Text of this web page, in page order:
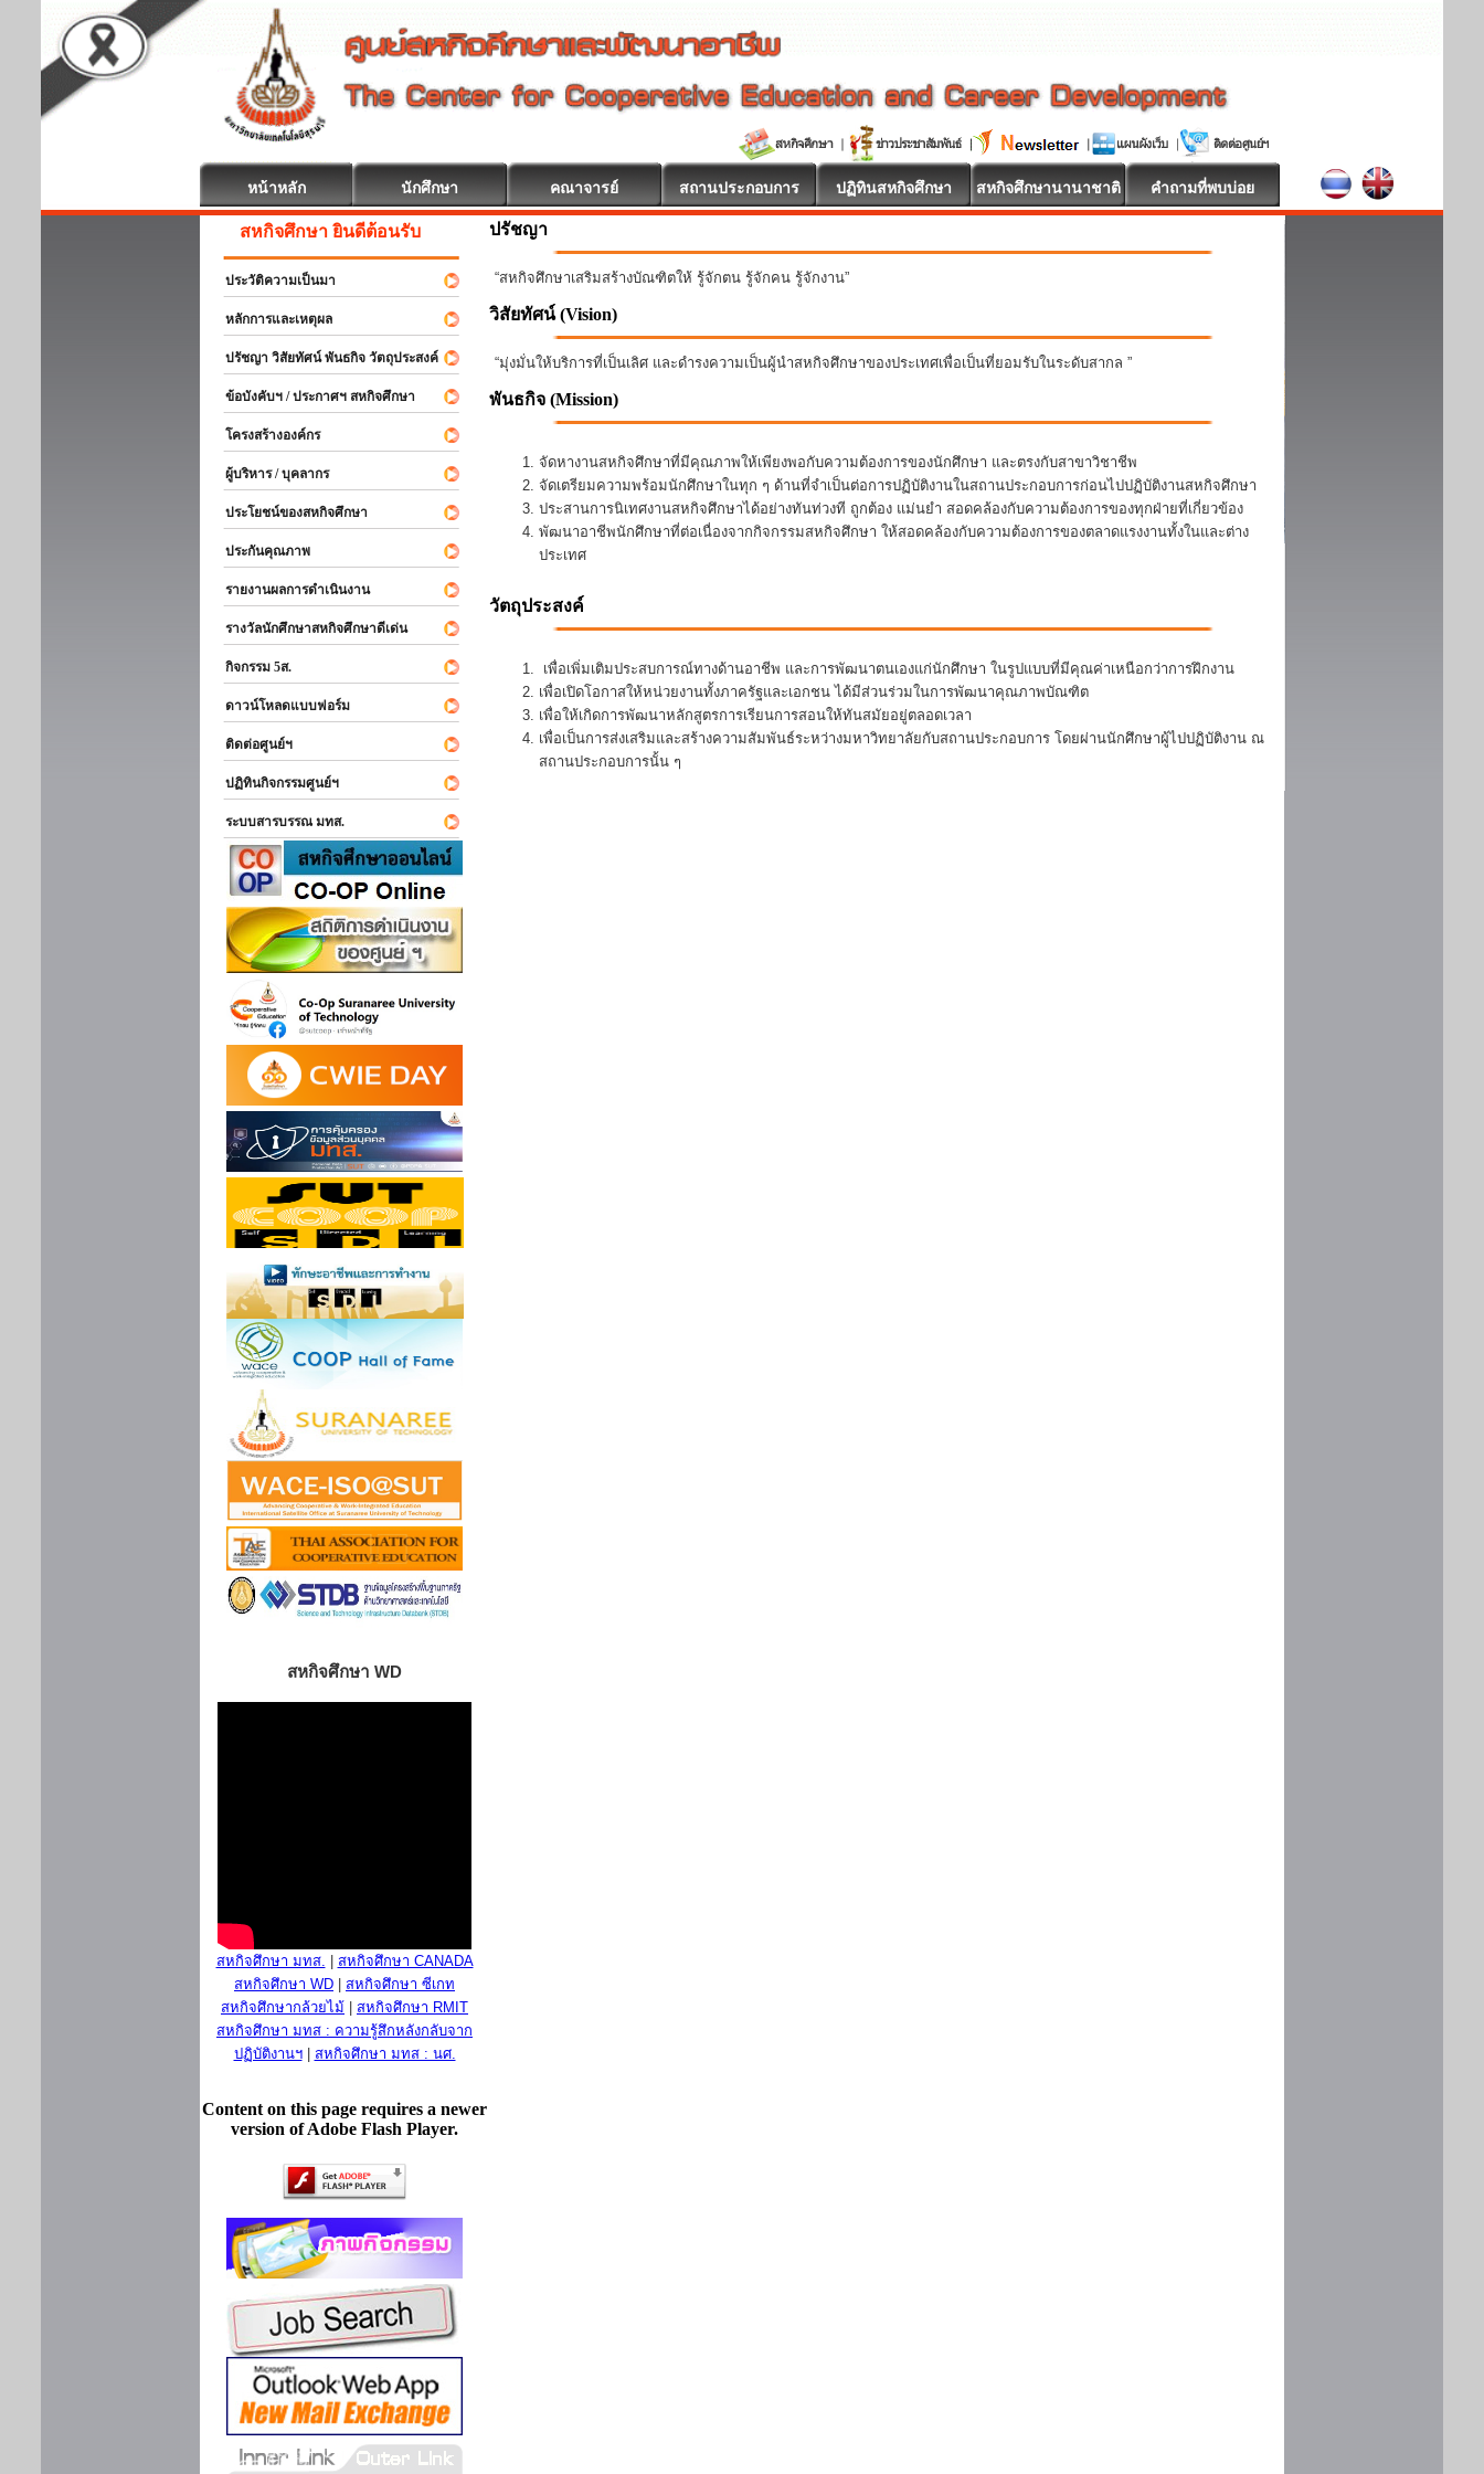
หน้าหลัก นักศึกษา คณาจารย์ สถานประกอบการ ปฏิทินสหกิจศึกษา สหกิจศึกษานานาชาติ คำถามที่พบบ่อย
สหกิจศึกษา ยินดีต้อนรับ
ประวัติความเป็นมา
หลักการและเหตุผล
ปรัชญา วิสัยทัศน์ พันธกิจ วัตถุประสงค์
ข้อบังคับฯ / ประกาศฯ สหกิจศึกษา
โครงสร้างองค์กร
ผู้บริหาร / บุคลากร
ประโยชน์ของสหกิจศึกษา
ประกันคุณภาพ
รายงานผลการดำเนินงาน
รางวัลนักศึกษาสหกิจศึกษาดีเด่น
กิจกรรม 5ส.
ดาวน์โหลดแบบฟอร์ม
ติดต่อศูนย์ฯ
ปฏิทินกิจกรรมศูนย์ฯ
ระบบสารบรรณ มทส.
สหกิจศึกษา WD
สหกิจศึกษา มทส.
สหกิจศึกษา CANADA
สหกิจศึกษา WD
สหกิจศึกษา ซีเกท
สหกิจศึกษากล้วยไม้
สหกิจศึกษา RMIT
สหกิจศึกษา มทส : ความรู้สึกหลังกลับจาก
ปฏิบัติงานฯ| สหกิจศึกษา มทส : นศ.
Content on this page requires a newer
version of Adobe Flash Player.
ปรัชญา
“สหกิจศึกษาเสริมสร้างบัณฑิตให้ รู้จักตน รู้จักคน รู้จักงาน”
วิสัยทัศน์ (Vision)
“มุ่งมั่นให้บริการที่เป็นเลิศ และดำรงความเป็นผู้นำสหกิจศึกษาของประเทศเพื่อเป็นที่ยอมรับในระดับสากล ”
พันธกิจ (Mission)
จัดหางานสหกิจศึกษาที่มีคุณภาพให้เพียงพอกับความต้องการของนักศึกษา และตรงกับสาขาวิชาชีพ
จัดเตรียมความพร้อมนักศึกษาในทุก ๆ ด้านที่จำเป็นต่อการปฏิบัติงานในสถานประกอบการก่อนไปปฏิบัติงานสหกิจศึกษา
ประสานการนิเทศงานสหกิจศึกษาได้อย่างทันท่วงที ถูกต้อง แม่นยำ สอดคล้องกับความต้องการของทุกฝ่ายที่เกี่ยวข้อง
พัฒนาอาชีพนักศึกษาที่ต่อเนื่องจากกิจกรรมสหกิจศึกษา ให้สอดคล้องกับความต้องการของตลาดแรงงานทั้งในและต่าง
ประเทศ
วัตถุประสงค์
เพื่อเพิ่มเติมประสบการณ์ทางด้านอาชีพ และการพัฒนาตนเองแก่นักศึกษา ในรูปแบบที่มีคุณค่าเหนือกว่าการฝึกงาน
เพื่อเปิดโอกาสให้หน่วยงานทั้งภาครัฐและเอกชน ได้มีส่วนร่วมในการพัฒนาคุณภาพบัณฑิต
เพื่อให้เกิดการพัฒนาหลักสูตรการเรียนการสอนให้ทันสมัยอยู่ตลอดเวลา
เพื่อเป็นการส่งเสริมและสร้างความสัมพันธ์ระหว่างมหาวิทยาลัยกับสถานประกอบการ โดยผ่านนักศึกษาผู้ไปปฏิบัติงาน ณ
สถานประกอบการนั้น ๆ